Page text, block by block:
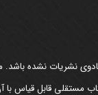
نشریات نشده باشد.
مستقلی قابل قیاس